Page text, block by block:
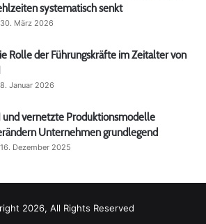
systematisch senkt
30. März 2026
Rolle der Führungskräfte im Zeitalter von
8. Januar 2026
und vernetzte Produktionsmodelle
Unternehmen grundlegend
16. Dezember 2025
2026, All Rights Reserved